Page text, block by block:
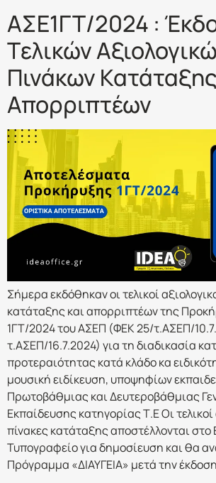
ΑΣΕ1ΓΤ/2024 :
Tελικών
Πινάκων
Απορριπτέων
Σήμερα εκδόθηκαν οι τελικοί
κατάταξης και απορριπτέων της
1ΓΤ/2024 του ΑΣΕΠ (ΦΕΚ 25/τ.ΑΣΕΠ/
τ.ΑΣΕΠ/16.7.2024) για τη διαδικασία
προτεραιότητας κατά κλάδο κα
μουσική ειδίκευση, υποψηφίων
Πρωτοβάθμιας και Δευτεροβάθμιας
Εκπαίδευσης κατηγορίας Τ.Ε Οι τελικοί
πίνακες κατάταξης αποστέλλονται στο
Τυπογραφείο για δημοσίευση και θα
Πρόγραμμα «ΔΙΑΥΓΕΙΑ» μετά την